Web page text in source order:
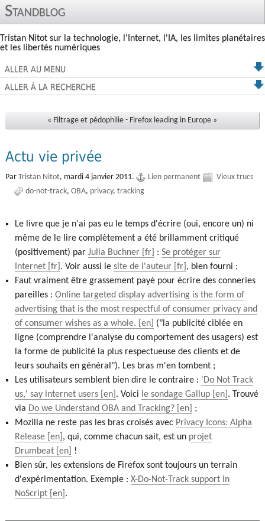
Standblog
Tristan Nitot sur la technologie, l'Internet, l'IA, les limites planétaires
et les libertés numériques
ALLER AU MENU
ALLER À LA RECHERCHE
« Filtrage et pédophilie - Firefox leading in Europe »
Actu vie privée
Par Tristan Nitot, mardi 4 janvier 2011. Lien permanent
Vieux trucs
do-not-track OBA privacy tracking
Le livre que je n'ai pas eu le temps d'écrire (oui, encore un) ni
même de le lire complètement a été brillamment critiqué
(positivement) par Julia Buchner : Se protéger sur
Internet
. Voir aussi le site de l'auteur
, bien fourni ;
Faut vraiment être grassement payé pour écrire des conneries
pareilles : Online targeted display advertising is the form of
advertising that is the most respectful of consumer privacy and
of consumer wishes as a whole.
("la publicité ciblée en
ligne (comprendre l'analyse du comportement des usagers) est
la forme de publicité la plus respectueuse des clients et de
leurs souhaits en général"). Les bras m'en tombent ;
Les utilisateurs semblent bien dire le contraire : 'Do Not Track
us,' say internet users
. Voici le sondage Gallup
. Trouvé
via Do we Understand OBA and Tracking?
;
Mozilla ne reste pas les bras croisés avec Privacy Icons: Alpha
Release
, qui, comme chacun sait, est un projet
Drumbeat
!
Bien sûr, les extensions de Firefox sont toujours un terrain
d'expérimentation. Exemple : X-Do-Not-Track support in
NoScript
.